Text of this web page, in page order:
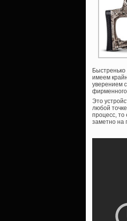
имеем
уверением
Это
любой
процесс, то
заметно на